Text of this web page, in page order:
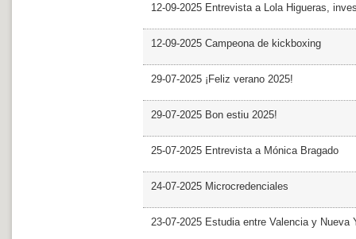
12-09-2025 Entrevista a Lola Higueras,
12-09-2025 Campeona de kickboxing
29-07-2025 ¡Feliz verano 2025!
29-07-2025 Bon estiu 2025!
25-07-2025 Entrevista a Mónica Bragado
24-07-2025 Microcredenciales
23-07-2025 Estudia entre Valencia y Nueva